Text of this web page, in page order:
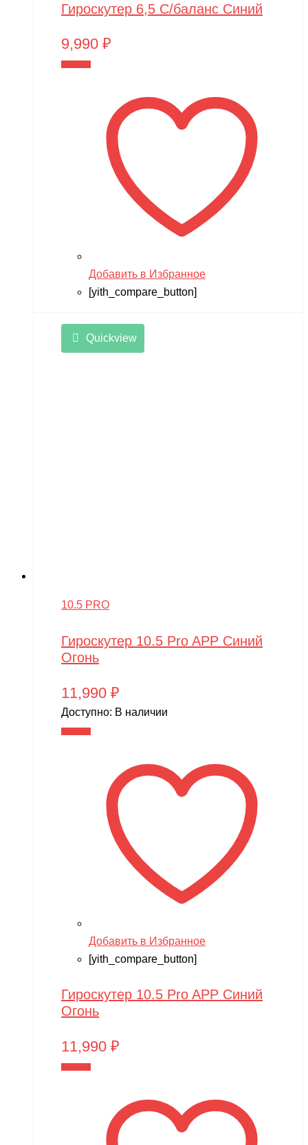
Гироскутер 6,5 С/баланс Синий
9,990 ₽
Добавить в Избранное
[yith_compare_button]
Quickview
10.5 PRO
Гироскутер 10.5 Pro APP Синий
Огонь
11,990 ₽
Доступно: В наличии
Добавить в Избранное
[yith_compare_button]
Гироскутер 10.5 Pro APP Синий
Огонь
11,990 ₽